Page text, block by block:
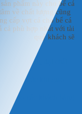
phẩm này cho bể cá
về chất lượng cũng
cấp vợt cá cho bể cá
cả phù hợp nhất với tài
quý khách sẽ
chính hãng, đạt chất
trước khi giao
cho các khách hàng